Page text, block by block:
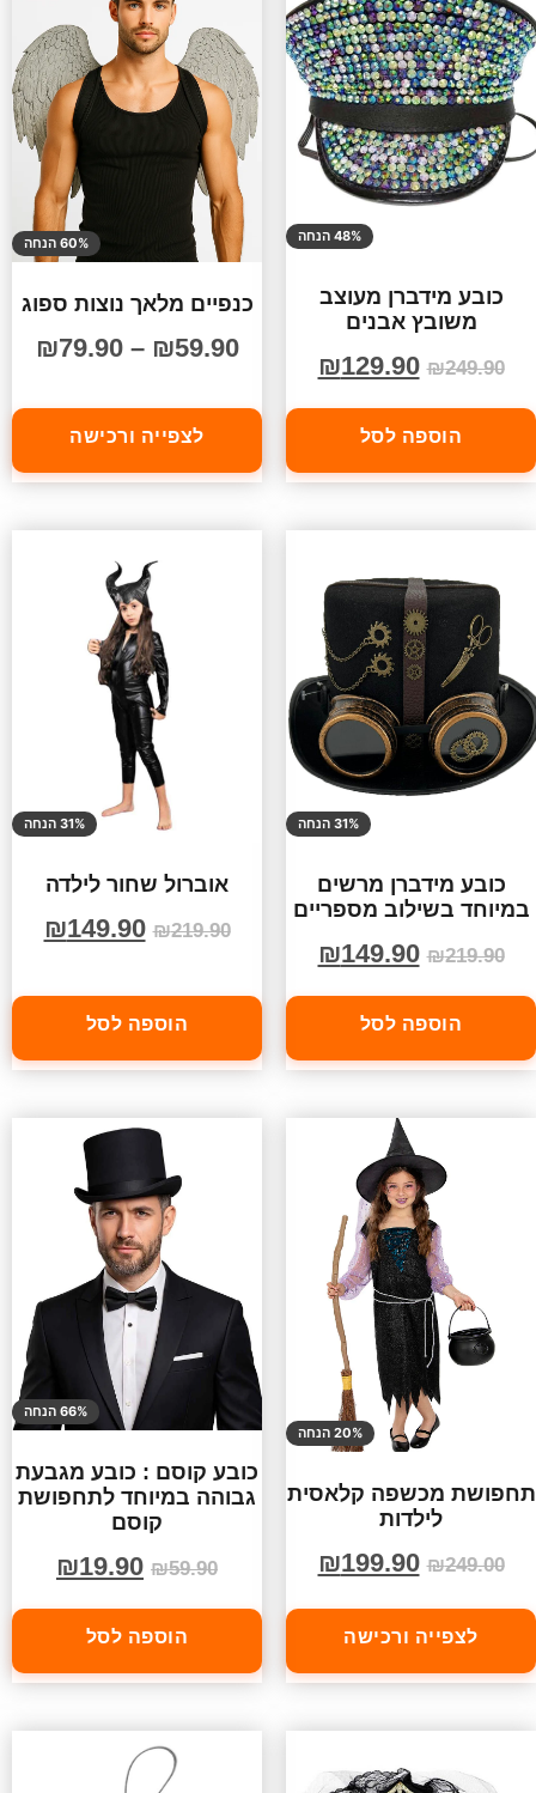
48% הנחה
כובע מידברן מעוצב
משובץ אבנים
₪249.90
₪129.90
הוספה לסל
60% הנחה
כנפיים מלאך נוצות ספוג
₪59.90
–
₪79.90
לצפייה ורכישה
31% הנחה
כובע מידברן מרשים
במיוחד בשילוב מספריים
₪219.90
₪149.90
הוספה לסל
31% הנחה
אוברול שחור לילדה
₪219.90
₪149.90
הוספה לסל
20% הנחה
תחפושת מכשפה קלאסית
לילדות
₪249.00
₪199.90
לצפייה ורכישה
66% הנחה
כובע קוסם : כובע מגבעת
גבוהה במיוחד לתחפושת
קוסם
₪59.90
₪19.90
הוספה לסל